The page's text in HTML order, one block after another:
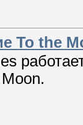
To the